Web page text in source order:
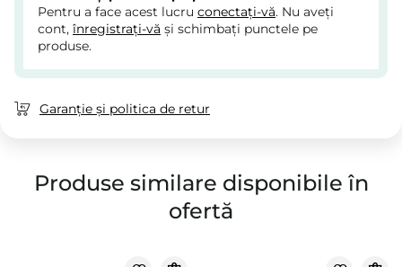
Pentru a face acest lucru conectați-vă. Nu aveți
cont, înregistrați-vă și schimbați punctele pe
produse.
Garanție și politica de retur
Produse similare disponibile în
ofertă